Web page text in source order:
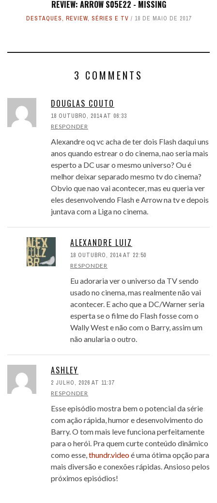
REVIEW: ARROW S05E22 - MISSING
DESTAQUES, REVIEW, SÉRIES E TV 18 DE MAIO DE 2017
3 COMMENTS
DOUGLAS COUTO
18 OUTUBRO, 2014 AT 06:33
RESPONDER
Alexandre oq vc acha de ter dois Flash daqui uns
anos quando estrear o do cinema, nao seria mais
esperto a DC usar o mesmo universo? Ou é
melhor deixar separado mesmo tv do cinema?
Obvio que nao vai acontecer, mas eu queria ver
eles desenvolvendo Flash e Arrow na tv e depois
juntava com a Liga no cinema.
ALEXANDRE LUIZ
18 OUTUBRO, 2014 AT 22:50
RESPONDER
Eu adoraria ver o universo da TV sendo
usado no cinema, mas realmente não vai
acontecer. E acho que a DC/Warner seria
esperta se o filme do Flash fosse com o
Wally West e não com o Barry, assim um
não anularia o outro.
ASHLEY
2 JULHO, 2026 AT 11:37
RESPONDER
Esse episódio mostra bem o potencial da série
com ação rápida, humor e desenvolvimento do
Barry. O tom mais leve funciona perfeitamente
para o herói. Pra quem curte conteúdo dinâmico
como esse,thundr.videoé uma ótima opção para
mais diversão e conexões rápidas. Ansioso pelos
próximos episódios!